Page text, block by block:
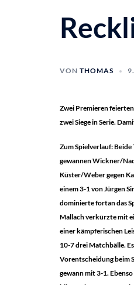
VON THOMAS
Zwei Premieren
zwei Siege in Serie.
Zum Spielverlauf:
gewannen Wickner/
Küster/Weber gegen
einem 3-1 von Jürgen
dominierte fortan das
Mallach verkürzte mit
einer kämpferischen
10-7 drei Matchbälle.
Vorentscheidung beim
gewann mit 3-1.